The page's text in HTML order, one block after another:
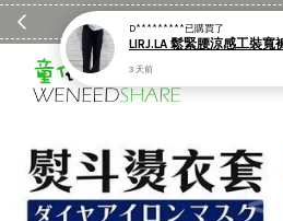
滿$1990送日亞麻棉簡約餐墊
您的購物車目前
繼續購物
D*********已購買了
LIRJ.LA 鬆緊腰涼感工裝寬
3 天前